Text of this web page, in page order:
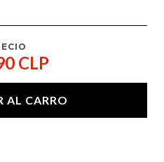
CLP
AL CARRO